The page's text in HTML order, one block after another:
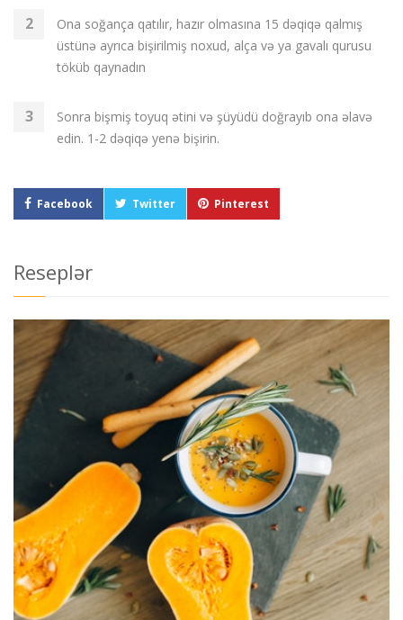
Ona soğança qatılır, hazır olmasına 15 dəqiqə qalmış
üstünə ayrıca bişirilmiş noxud, alça və ya gavalı qurusu
töküb qaynadın
Sonra bişmiş toyuq ətini və şüyüdü doğrayıb ona əlavə
edin. 1-2 dəqiqə yenə bişirin.
Facebook Twitter Pinterest
Reseplər